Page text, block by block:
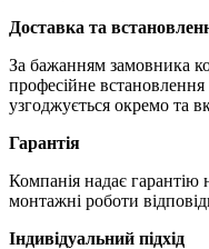
Доставка та
За бажанням замовника
професійне
узгоджується окремо та
Гарантія
Компанія надає гарантію
монтажні роботи
Індивідуальний підхід